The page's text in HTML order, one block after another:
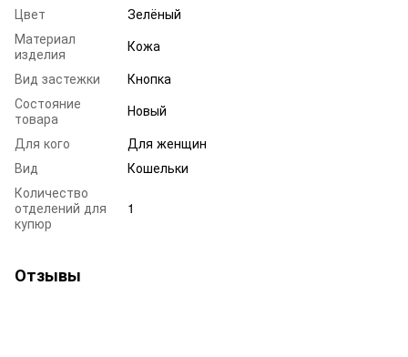
Цвет
Зелёный
Материал
изделия
Кожа
Вид застежки
Кнопка
Состояние
товара
Новый
Для кого
Для женщин
Вид
Кошельки
Количество
отделений для
купюр
1
Отзывы